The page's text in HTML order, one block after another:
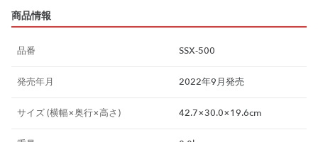
商品情報
品番 SSX-500
発売年月 2022年9月発売
サイズ (横幅×奥行×高さ) 42.7×30.0×19.6cm